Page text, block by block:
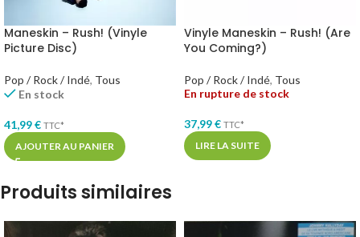
Maneskin – Rush! (Vinyle
Picture Disc)
Pop / Rock / Indé, Tous
En stock
41,99€ TTC*
AJOUTER AU PANIER
Vinyle Maneskin – Rush! (Are
You Coming?)
Pop / Rock / Indé, Tous
En rupture de stock
37,99€ TTC*
LIRE LA SUITE
Produits similaires